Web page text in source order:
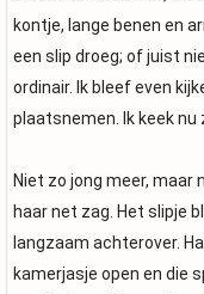
kontje, lange benen en
een slip droeg; of juist
ordinair. Ik bleef even
plaatsnemen. Ik keek
Niet zo jong meer, maar
haar net zag. Het slipje
langzaam achterover.
kamerjasje open en die